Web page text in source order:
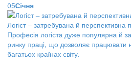
05Січня
Логіст – затребувана й перспективна
Професія логіста дуже популярна й
ринку праці, що дозволяє працювати
багатьох країнах світу.